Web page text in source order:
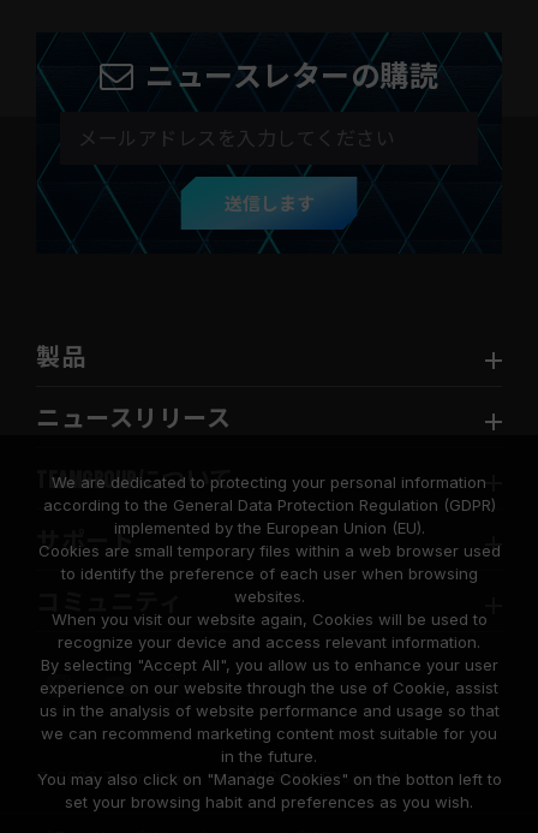
ニュースレターの購読
送信します
製品
ニュースリリース
TEAMGROUPについて
サポート
© 2026 Team Group Inc. All Rights Reserved.
We are dedicated to protecting your personal information
according to the General Data Protection Regulation (GDPR)
implemented by the European Union (EU).
Cookies are small temporary files within a web browser used
to identify the preference of each user when browsing
websites.
When you visit our website again, Cookies will be used to
recognize your device and access relevant information.
By selecting "Accept All", you allow us to enhance your user
experience on our website through the use of Cookie, assist
us in the analysis of website performance and usage so that
we can recommend marketing content most suitable for you
in the future.
You may also click on "Manage Cookies" on the botton left to
set your browsing habit and preferences as you wish.